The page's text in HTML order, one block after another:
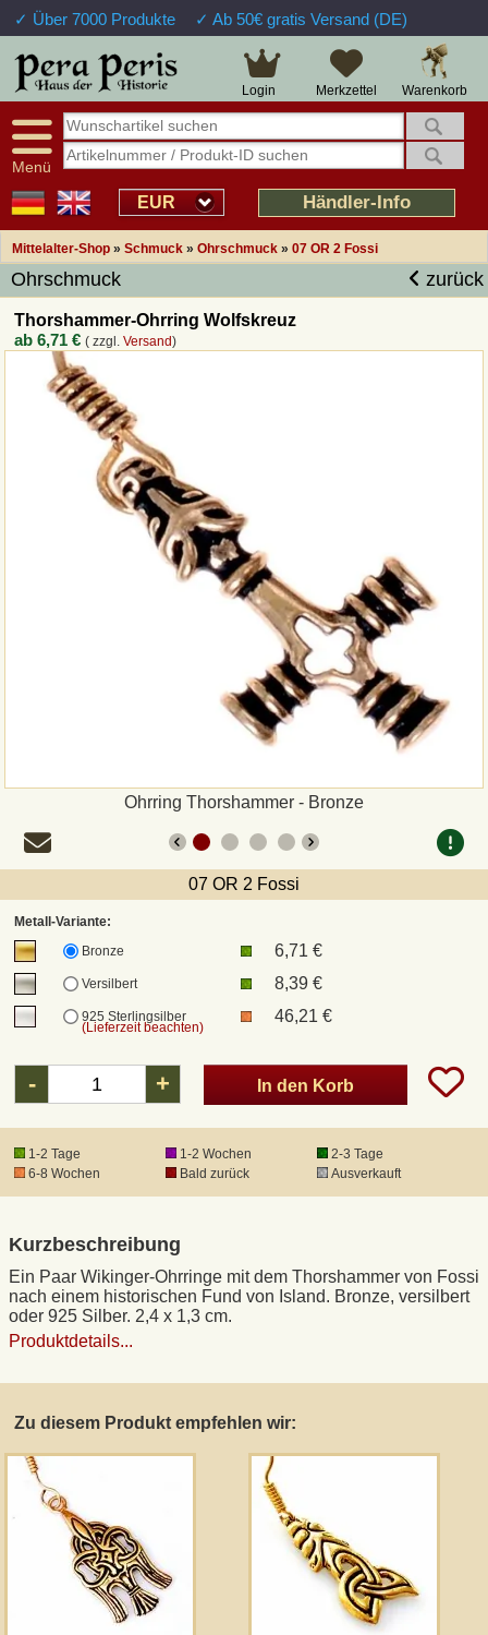
✓ Über 7000 Produkte ✓ Ab 50€ gratis Versand (DE)
Warenkorb
Merkzettel
Login
Menü
EUR Händler-Info
Mittelalter-Shop » Schmuck » Ohrschmuck » 07 OR 2 Fossi
Ohrschmuck zurück
Thorshammer-Ohrring Wolfskreuz
ab6,71 € ( zzgl.Versand)
Ohrring Thorshammer - Bronze
07 OR 2 Fossi
Metall-Variante:
Bronze
6,71 €
Versilbert 8,39 €
925 Sterlingsilber
(Lieferzeit beachten)
46,21 €
- + In den Korb
1-2 Tage 1-2 Wochen
2-3 Tage
6-8 Wochen
Bald zurück Ausverkauft
Kurzbeschreibung
Ein Paar Wikinger-Ohrringe mit dem Thorshammer von Fossi
nach einem historischen Fund von Island. Bronze, versilbert
oder 925 Silber. 2,4 x 1,3 cm.
Produktdetails...
Zu diesem Produkt empfehlen wir:
Große Auswahl
Verfügbarkeitsanzeige
Sendungsverfolgung
Intelligente Navigation
Freundlicher Service
14 Tage Widerrufsrecht
Über 25 Jahre Erfahrung
Schnelle Rücküberweisung
Kulant bei Retouren
Prof. Auftragsabwicklung
Übersicht Mittelalter-Produkte
Impressum
Widerrufsfunktion
Wie bestellen?
Rückruf-Service
Zahlungsweisen
Versandarten und Retouren
UPS
DHL Paket
DPD
DHL Kleinpaket
DHL Express
Waffenrecht und FSK 18
Datenschutz
Widerrufsrecht
Mittelalter-Großhandel
AGB
Gästebuch